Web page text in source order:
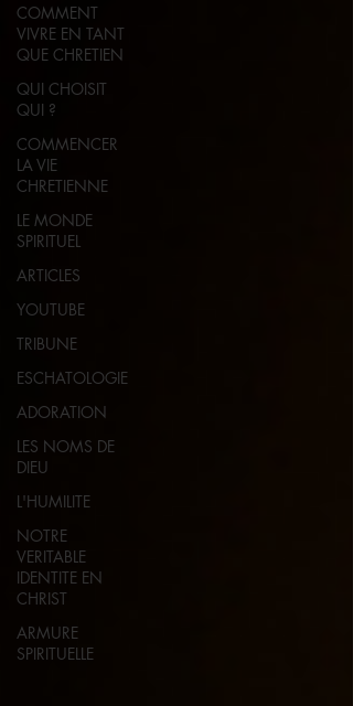
COMMENT
VIVRE EN TANT
QUE CHRETIEN
QUI CHOISIT
QUI ?
COMMENCER
LA VIE
CHRETIENNE
LE MONDE
SPIRITUEL
ARTICLES
YOUTUBE
TRIBUNE
ESCHATOLOGIE
ADORATION
LES NOMS DE
DIEU
L'HUMILITE
NOTRE
VERITABLE
IDENTITE EN
CHRIST
ARMURE
SPIRITUELLE